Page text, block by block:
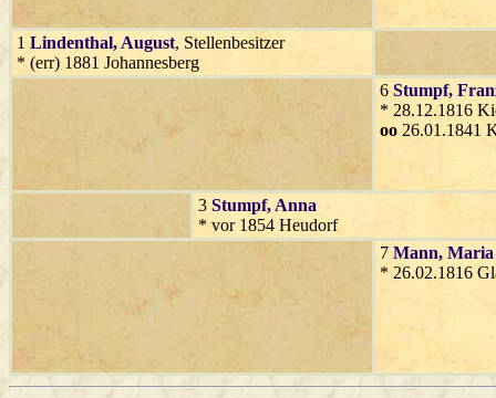
1 Lindenthal, August, Stellenbesitzer
* (err) 1881 Johannesberg
6 Stumpf,
* 28.12.1816
oo 26.01.1841
3 Stumpf, Anna
* vor 1854 Heudorf
7 Mann, Maria
* 26.02.1816